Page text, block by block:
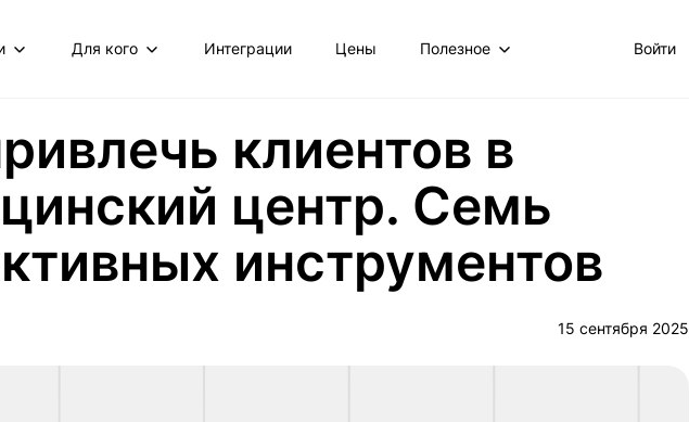
Для кого Интеграции Цены Полезное Войти
клиентов в
центр. Семь
инструментов
15 сентября 2025